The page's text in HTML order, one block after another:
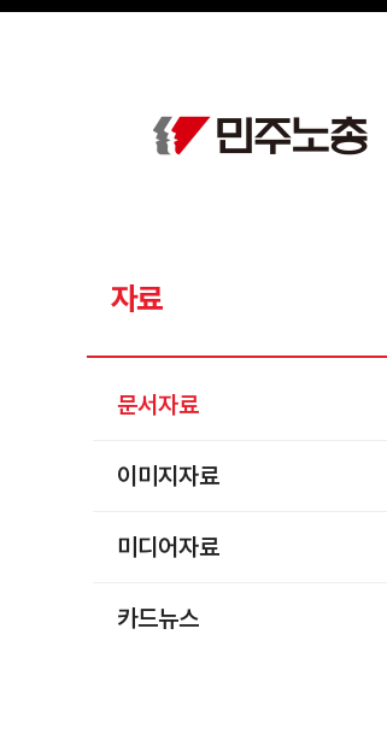
메뉴 건너뛰기
자료
문서자료
이미지자료
미디어자료
카드뉴스
Sketchbook5, 스케치북5
Sketchbook5, 스케치북5